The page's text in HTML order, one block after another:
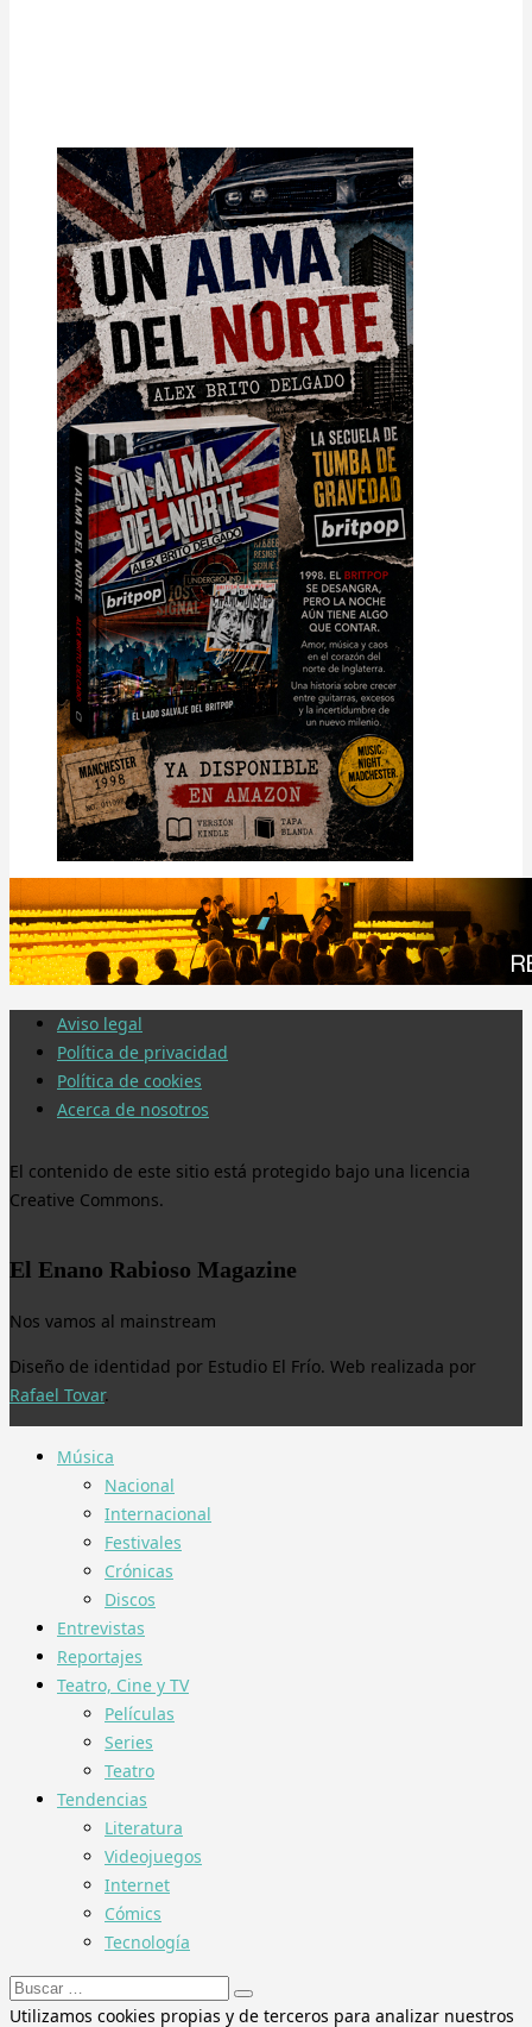
Aviso legal
Política de privacidad
Política de cookies
Acerca de nosotros
El contenido de este sitio está protegido bajo una licencia
Creative Commons.
El Enano Rabioso Magazine
Nos vamos al mainstream
Diseño de identidad por Estudio El Frío. Web realizada por
Rafael Tovar.
Música
Nacional
Internacional
Festivales
Crónicas
Discos
Entrevistas
Reportajes
Teatro, Cine y TV
Películas
Series
Teatro
Tendencias
Literatura
Videojuegos
Internet
Cómics
Tecnología
Buscar:
Utilizamos cookies propias y de terceros para analizar nuestros